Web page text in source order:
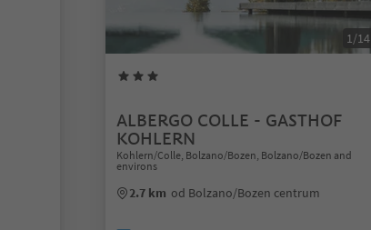
1/14
ALBERGO COLLE - GASTHOF
KOHLERN
Kohlern/Colle, Bolzano/Bozen, Bolzano/Bozen and
environs
2.7 km od Bolzano/Bozen centrum